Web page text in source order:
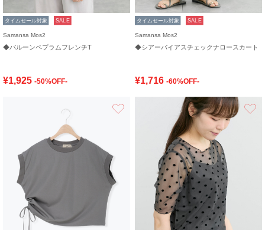
タイムセール対象 SALE
Samansa Mos2
◆バルーンペプラムフレンチT
¥1,925 -50%OFF-
タイムセール対象 SALE
Samansa Mos2
◆シアーバイアスチェックナロースカート
¥1,716 -60%OFF-